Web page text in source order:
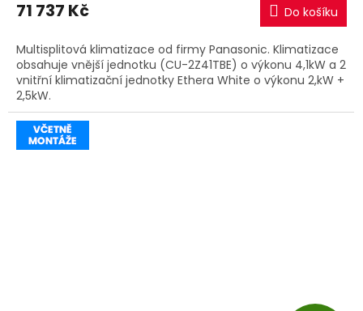
A
71 737 Kč Do košíku
Multisplitová klimatizace od firmy Panasonic. Klimatizace
obsahuje vnější jednotku (CU-2Z41TBE) o výkonu 4,1kW a 2
vnitřní klimatizační jednotky Ethera White o výkonu 2,kW +
2,5kW.